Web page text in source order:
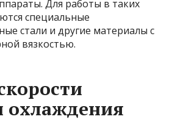
Для работы в таких
специальные
стали и другие материалы с
вязкостью.
охлаждения